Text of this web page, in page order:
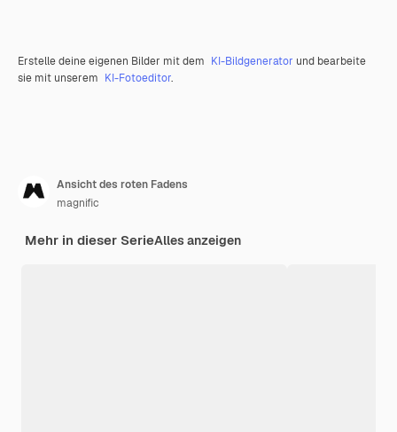
Erstelle deine eigenen Bilder mit dem KI-Bildgenerator und bearbeite
sie mit unserem KI-Fotoeditor.
Ansicht des roten Fadens
magnific
Mehr in dieser SerieAlles anzeigen